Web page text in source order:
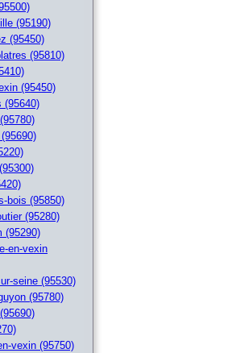
(95190)
(95450)
(95810)
(95450)
(95640)
bois (95850)
(95280)
(95290)
en-vexin
seine (95530)
(95780)
vexin (95750)